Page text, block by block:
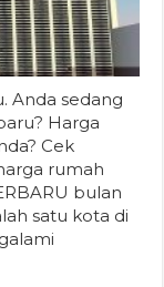
Anda sedang
Harga
Cek
rumah
bulan
satu kota di